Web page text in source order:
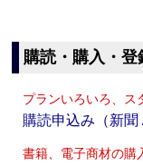
購読・購入・登
プランいろいろ、ス
購読申込み（新聞
書籍、電子商材の購